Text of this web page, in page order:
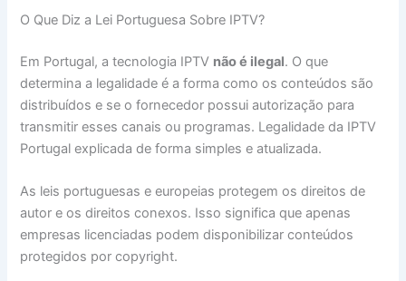
O Que Diz a Lei Portuguesa Sobre IPTV?
Em Portugal, a tecnologia IPTV não é ilegal. O que
determina a legalidade é a forma como os conteúdos são
distribuídos e se o fornecedor possui autorização para
transmitir esses canais ou programas. Legalidade da IPTV
Portugal explicada de forma simples e atualizada.
As leis portuguesas e europeias protegem os direitos de
autor e os direitos conexos. Isso significa que apenas
empresas licenciadas podem disponibilizar conteúdos
protegidos por copyright.